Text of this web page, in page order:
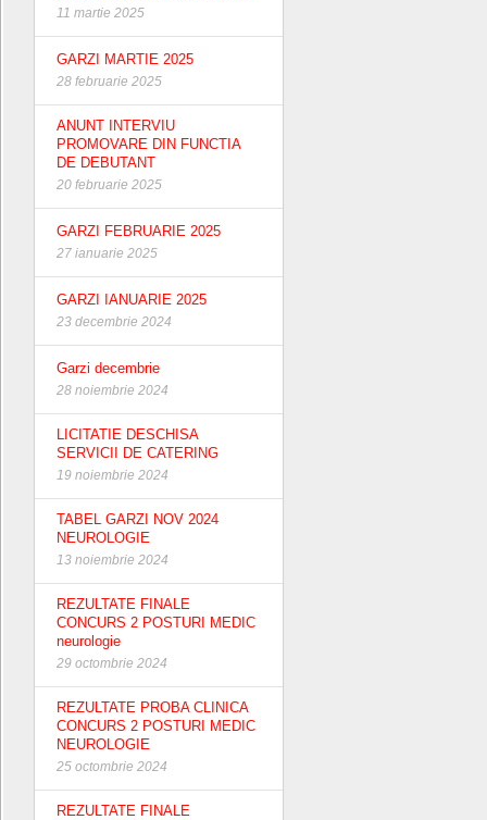
11 martie 2025
GARZI MARTIE 2025
28 februarie 2025
ANUNT INTERVIU
PROMOVARE DIN FUNCTIA
DE DEBUTANT
20 februarie 2025
GARZI FEBRUARIE 2025
27 ianuarie 2025
GARZI IANUARIE 2025
23 decembrie 2024
Garzi decembrie
28 noiembrie 2024
LICITATIE DESCHISA
SERVICII DE CATERING
19 noiembrie 2024
TABEL GARZI NOV 2024
NEUROLOGIE
13 noiembrie 2024
REZULTATE FINALE
CONCURS 2 POSTURI MEDIC
neurologie
29 octombrie 2024
REZULTATE PROBA CLINICA
CONCURS 2 POSTURI MEDIC
NEUROLOGIE
25 octombrie 2024
REZULTATE FINALE